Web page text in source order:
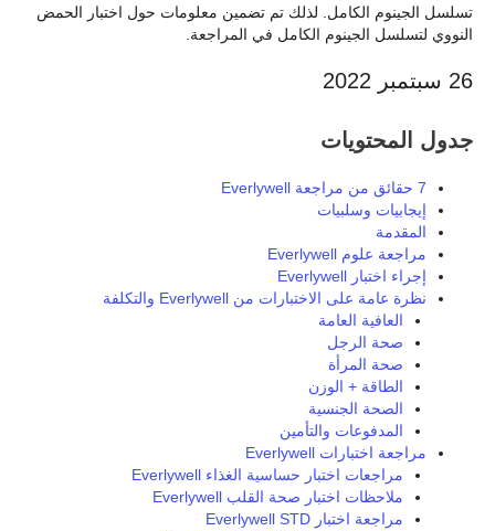
تسلسل الجينوم الكامل. لذلك تم تضمين معلومات حول اختبار الحمض
النووي لتسلسل الجينوم الكامل في المراجعة.
26 سبتمبر 2022
جدول المحتويات
7 حقائق من مراجعة Everlywell
إيجابيات وسلبيات
المقدمة
مراجعة علوم Everlywell
إجراء اختبار Everlywell
نظرة عامة على الاختبارات من Everlywell والتكلفة
العافية العامة
صحة الرجل
صحة المرأة
الطاقة + الوزن
الصحة الجنسية
المدفوعات والتأمين
مراجعة اختبارات Everlywell
مراجعات اختبار حساسية الغذاء Everlywell
ملاحظات اختبار صحة القلب Everlywell
مراجعة اختبار Everlywell STD